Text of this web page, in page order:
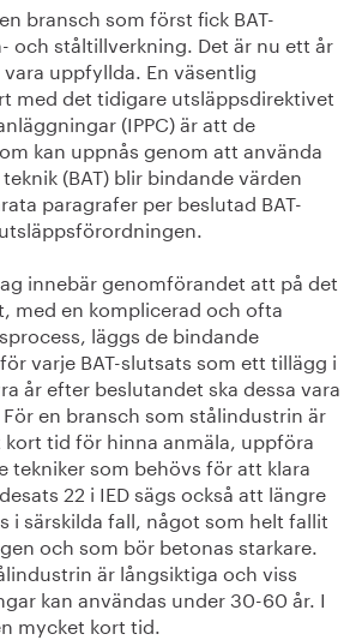
bransch som först fick BAT-
och ståltillverkning. Det är nu ett år
uppfyllda. En väsentlig
med det tidigare utsläppsdirektivet
(IPPC) är att de
kan uppnås genom att använda
(BAT) blir bindande värden
paragrafer per beslutad BAT-
innebär genomförandet att på det
med en komplicerad och ofta
läggs de bindande
varje BAT-slutsats som ett tillägg i
år efter beslutandet ska dessa vara
en bransch som stålindustrin är
tid för hinna anmäla, uppföra
tekniker som behövs för att klara
22 i IED sägs också att längre
i särskilda fall, något som helt fallit
och som bör betonas starkare.
är långsiktiga och viss
kan användas under 30-60 år. I
mycket kort tid.